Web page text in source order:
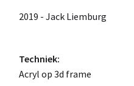
2019 - Jack Liemburg
Techniek:
Acryl op 3d frame